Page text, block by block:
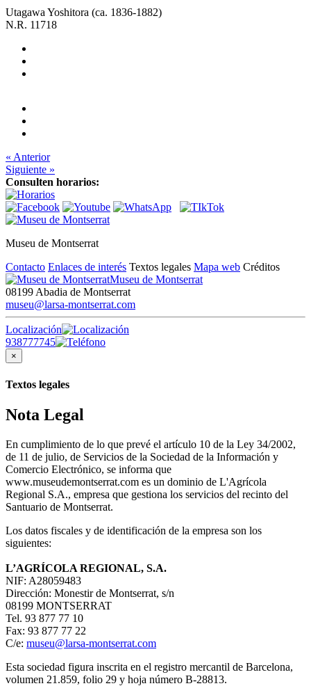
Utagawa Yoshitora (ca. 1836-1882)
N.R. 11718
« Anterior
Siguiente »
Consulten horarios:
Museu de Montserrat
Contacto Enlaces de interés Textos legales Mapa web Créditos
Museu de Montserrat
08199 Abadia de Montserrat
museu@larsa-montserrat.com
Localización
938777745
×
Textos legales
Nota Legal
En cumplimiento de lo que prevé el artículo 10 de la Ley 34/2002,
de 11 de julio, de Servicios de la Sociedad de la Información y
Comercio Electrónico, se informa que
www.museudemontserrat.com es un dominio de L'Agrícola
Regional S.A., empresa que gestiona los servicios del recinto del
Santuario de Montserrat.
Los datos fiscales y de identificación de la empresa son los
siguientes:
L’AGRÍCOLA REGIONAL, S.A.
NIF: A28059483
Dirección: Monestir de Montserrat, s/n
08199 MONTSERRAT
Tel. 93 877 77 10
Fax: 93 877 77 22
C/e: museu@larsa-montserrat.com
Esta sociedad figura inscrita en el registro mercantil de Barcelona,
volumen 21.859, folio 29 y hoja número B-28813.